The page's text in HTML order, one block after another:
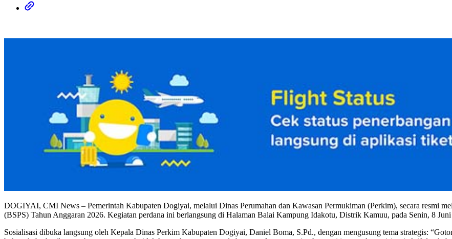
DOGIYAI, CMI News – Pemerintah Kabupaten Dogiyai, melalui Dinas Perumahan dan Kawasan Permukiman (Perkim), secara resmi
(BSPS) Tahun Anggaran 2026. Kegiatan perdana ini berlangsung di Halaman Balai Kampung Idakotu, Distrik Kamuu, pada Senin, 8
Sosialisasi dibuka langsung oleh Kepala Dinas Perkim Kabupaten Dogiyai, Daniel Boma, S.Pd., dengan mengusung tema strategis: